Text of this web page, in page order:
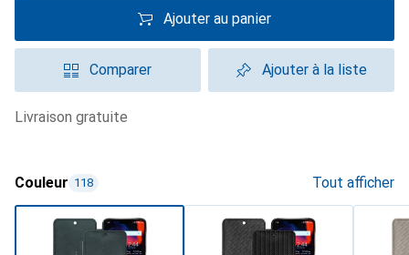
Ajouter au panier
Comparer Ajouter à la liste
livraison gratuite
Couleur 118 Tout afficher